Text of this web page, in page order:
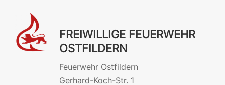
FREIWILLIGE FEUERWEHR
OSTFILDERN
Feuerwehr Ostfildern
Gerhard-Koch-Str. 1